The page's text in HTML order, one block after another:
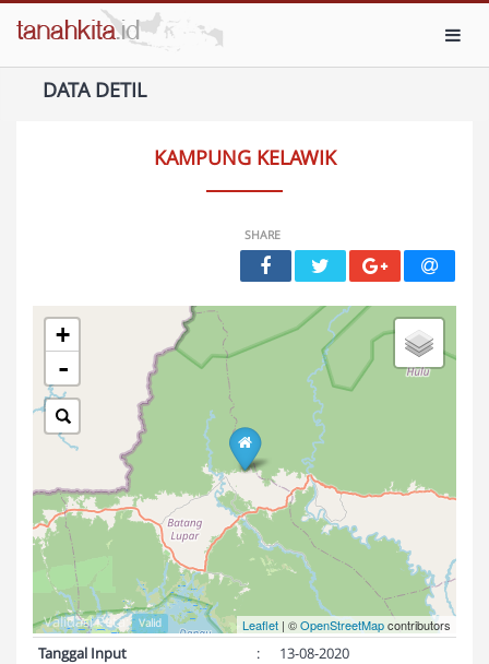
DATA DETIL
KAMPUNG KELAWIK
SHARE
+
-
Leaflet | ©OpenStreetMapcontributors
Validasi Peta: Valid
Tanggal Input :
13-08-2020